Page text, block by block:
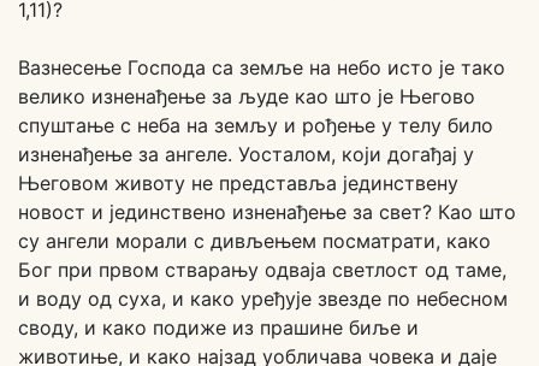
1,11)?
Вазнесење Господа са земље на небо исто је тако
велико изненађење за људе као што је Његово
спуштање с неба на земљу и рођење у телу било
изненађење за ангеле. Уосталом, који догађај у
Његовом животу не представља јединствену
новост и јединствено изненађење за свет? Као што
су ангели морали с дивљењем посматрати, како
Бог при првом стварању одваја светлост од таме,
и воду од суха, и како уређује звезде по небесном
своду, и како подиже из прашине биље и
животиње, и како најзад уобличава човека и даје